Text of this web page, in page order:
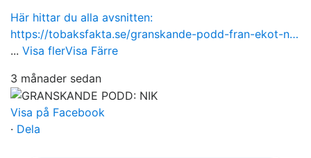
Här hittar du alla avsnitten:
https://tobaksfakta.se/granskande-podd-fran-ekot-n…
... Visa flerVisa Färre
3 månader sedan
Visa på Facebook
· Dela